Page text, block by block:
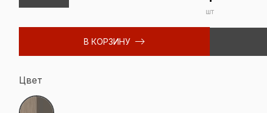
шт
В КОРЗИНУ
Цвет